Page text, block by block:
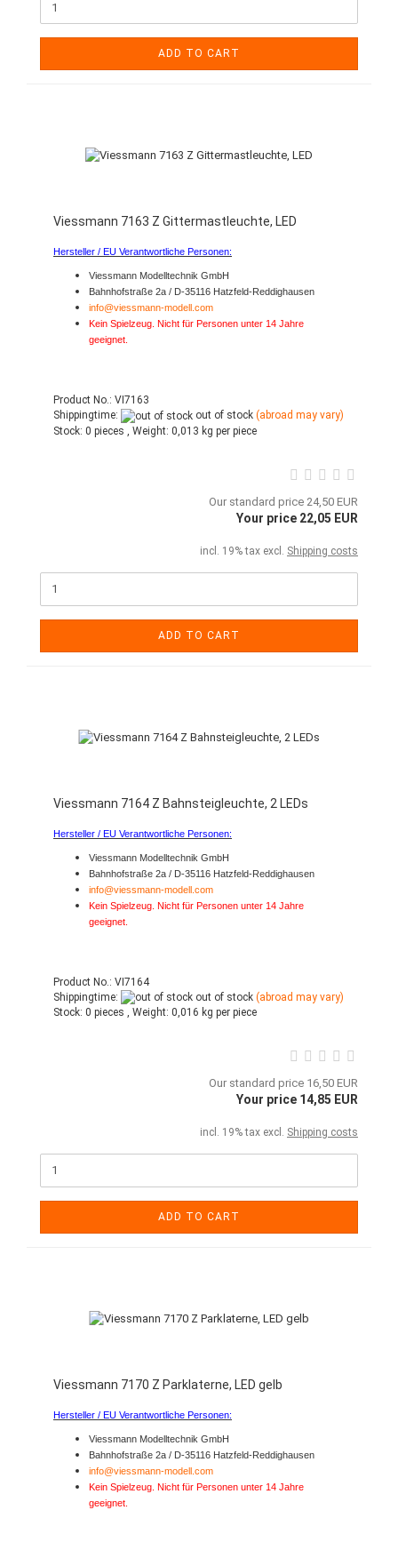
ADD TO CART
Viessmann 7163 Z Gittermastleuchte, LED
Hersteller / EU Verantwortliche Personen:
Viessmann Modelltechnik GmbH
Bahnhofstraße 2a / D-35116 Hatzfeld-Reddighausen
info@viessmann-modell.com
Kein Spielzeug. Nicht für Personen unter 14 Jahre
geeignet.
Product No.: VI7163
Shippingtime:
out of stock (abroad may vary)
Stock: 0 pieces , Weight: 0,013 kg per piece
Our standard price 24,50 EUR
Your price 22,05 EUR
incl. 19% tax excl. Shipping costs
ADD TO CART
Viessmann 7164 Z Bahnsteigleuchte, 2 LEDs
Hersteller / EU Verantwortliche Personen:
Viessmann Modelltechnik GmbH
Bahnhofstraße 2a / D-35116 Hatzfeld-Reddighausen
info@viessmann-modell.com
Kein Spielzeug. Nicht für Personen unter 14 Jahre
geeignet.
Product No.: VI7164
Shippingtime:
out of stock (abroad may vary)
Stock: 0 pieces , Weight: 0,016 kg per piece
Our standard price 16,50 EUR
Your price 14,85 EUR
incl. 19% tax excl. Shipping costs
ADD TO CART
Viessmann 7170 Z Parklaterne, LED gelb
Hersteller / EU Verantwortliche Personen:
Viessmann Modelltechnik GmbH
Bahnhofstraße 2a / D-35116 Hatzfeld-Reddighausen
info@viessmann-modell.com
Kein Spielzeug. Nicht für Personen unter 14 Jahre
geeignet.